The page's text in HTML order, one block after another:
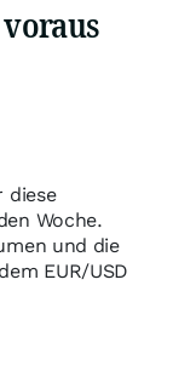
diese
Woche.
und die
EUR/USD